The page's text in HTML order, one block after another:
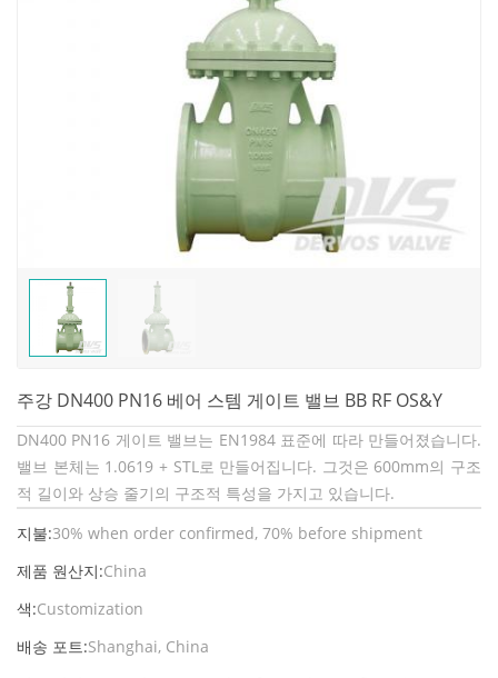
주강 DN400 PN16 베어 스템 게이트 밸브 BB RF OS&Y
DN400 PN16 게이트 밸브는 EN1984 표준에 따라 만들어졌습니다.
밸브 본체는 1.0619 + STL로 만들어집니다. 그것은 600mm의 구조
적 길이와 상승 줄기의 구조적 특성을 가지고 있습니다.
지불:30% when order confirmed, 70% before shipment
제품 원산지:China
색:Customization
배송 포트:Shanghai, China